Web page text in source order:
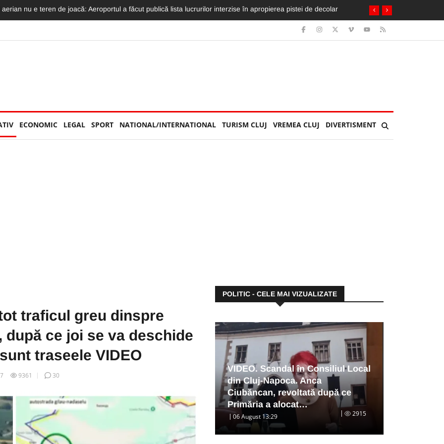
nu e teren de joacă: Aeroportul a făcut publică lista lucrurilor interzise în apropierea pistei de decolar
ECONOMIC LEGAL SPORT NATIONAL/INTERNATIONAL TURISM CLUJ VREMEA CLUJ DIVERTISMENT
traficul greu dinspre
ce joi se va deschide
traseele VIDEO
9361 30
POLITIC - CELE MAI VIZUALIZATE
VIDEO. Scandal în Consiliul Local
din Cluj-Napoca. Anca
Ciubăncan, revoltată după ce
Primăria a alocat…
06 August 13:29 2915